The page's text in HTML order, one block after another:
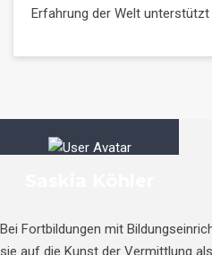
Erfahrung der Welt unterstützt
Bei Fortbildungen mit
sie auf die Kunst der Vermittlung